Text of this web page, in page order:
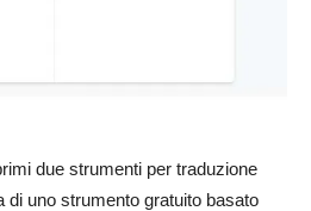
due strumenti per traduzione
di uno strumento gratuito basato